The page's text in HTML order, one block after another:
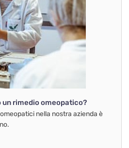
rimedio omeopatico?
nella nostra azienda è